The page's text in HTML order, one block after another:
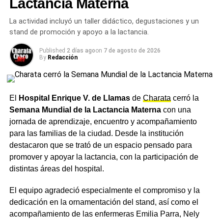
Leiva y la careta de Adorni: «La
Argentina vive rodeada de
máscaras»
El diputado nacional chaqueño
la Patria, explicó por qué ingresó al Congreso con una
careta del jefe de Gabinete Manuel Adorni
sesión del martes, en la que el oficialismo bloqueó la
interpelación opositora. «La careta no era un disfraz,
un espejo de lo que estamos viviendo»,
afirmó Leiva
en un texto en el que también cruzó al presidente de la
Cámara, Martín Menem.
Leé la nota completa
Baja de retenciones al campo:
continuará el martes, con una máxima de 14,3°C, y se
sostendrá hasta el miércoles, con una máxima de 16,6°C.
El jueves se espera la jornada más fría de la semana, con
una máxima de 13,9°C y una probabilidad de lluvias del
20%, mientras que hacia el viernes y el sábado siguiente
las temperaturas se recuperarían levemente, con una
chance de precipitaciones que treparía al 25% para esa
fecha.
Ante el descenso de temperaturas previsto para los
próximos días, se recomienda a los vecinos de Charata
abrigarse adecuadamente, en especial durante las horas
de la madrugada.
Másnoticias de Charataen
Lactancia Materna
La actividad incluyó un taller didáctico, degustaciones y un
stand de promoción y apoyo a la lactancia.
Published 2 días agoon 7 de agosto de 2026
By Redacción
El Hospital Enrique V. de Llamasde Charata cerró la
Semana Mundial de la Lactancia Maternacon una
jornada de aprendizaje, encuentro y acompañamiento
para las familias de la ciudad. Desde la institución
destacaron que se trató de un espacio pensado para
promover y apoyar la lactancia, con la participación de
distintas áreas del hospital.
El equipo agradeció especialmente el compromiso y la
dedicación en la ornamentación del stand, así como el
acompañamiento de las enfermeras Emilia Parra, Nely